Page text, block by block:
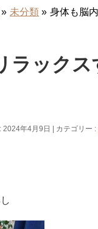
» 未分類 » 身体も脳
ラック
2024年4月9日 カテゴリー :